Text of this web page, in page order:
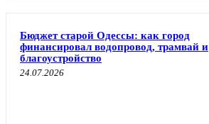
Бюджет старой Одессы: как город
финансировал водопровод, трамвай и
благоустройство
24.07.2026